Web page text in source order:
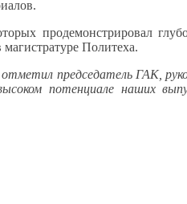
продемонстрировал
магистратуре Политеха.
председатель ГАК,
потенциале наших